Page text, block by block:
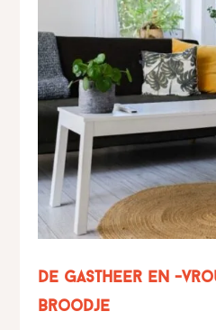
De gastheer en -
Broodje